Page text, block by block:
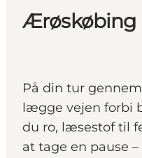
Overnatning
Book lokale
Ærøskøbing
På din tur
lægge vejen forbi
du ro, læsestof til
at tage en pause